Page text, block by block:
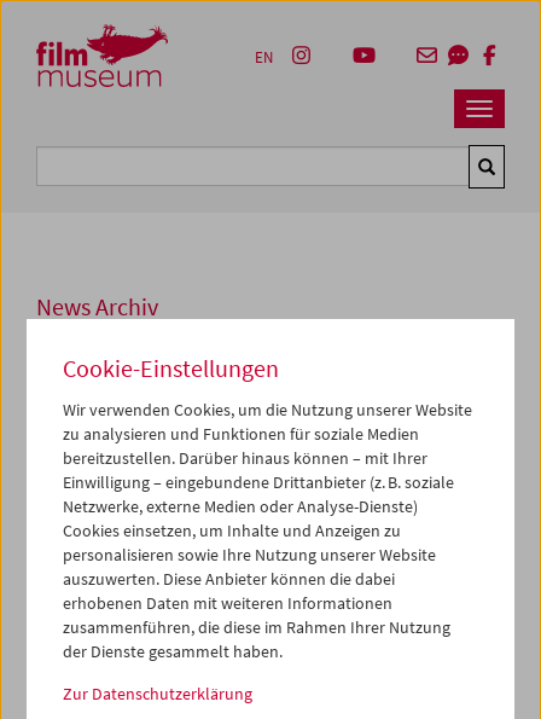
Zum Inhalt
Zum Hauptmenü
Zur Servicenavigation
Zum Suche
Navbar
EN
News Archiv
Guckkasten #3
"Das Filmmuseum ist eine Cinémathèque. Die
Ausstellungen finden auf der Leinwand statt" ist am
Eingang des Filmmuseums zu lesen. Unser dritter
"Guckkasten" zeigt wie diese Ausstellungen auf die
Leinwand kommen.
Weitere Informationen
Cookie-Einstellungen
Wir verwenden Cookies, um die Nutzung unserer Website
zu analysieren und Funktionen für soziale Medien
bereitzustellen. Darüber hinaus können – mit Ihrer
Einwilligung – eingebundene Drittanbieter (z. B. soziale
Netzwerke, externe Medien oder Analyse-Dienste)
Cookies einsetzen, um Inhalte und Anzeigen zu
personalisieren sowie Ihre Nutzung unserer Website
auszuwerten. Diese Anbieter können die dabei
erhobenen Daten mit weiteren Informationen
zusammenführen, die diese im Rahmen Ihrer Nutzung
der Dienste gesammelt haben.
Zur Datenschutzerklärung